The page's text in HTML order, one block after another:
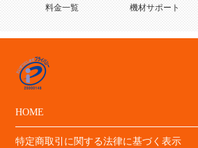
料金一覧 機材サポート
HOME
特定商取引に関する法律に基づく表示